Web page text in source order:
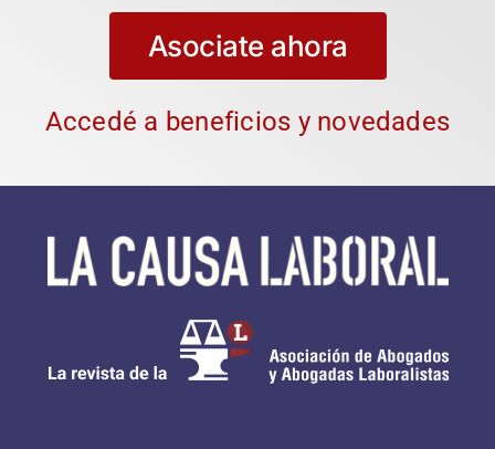
Asociate ahora
Accedé a beneficios y novedades